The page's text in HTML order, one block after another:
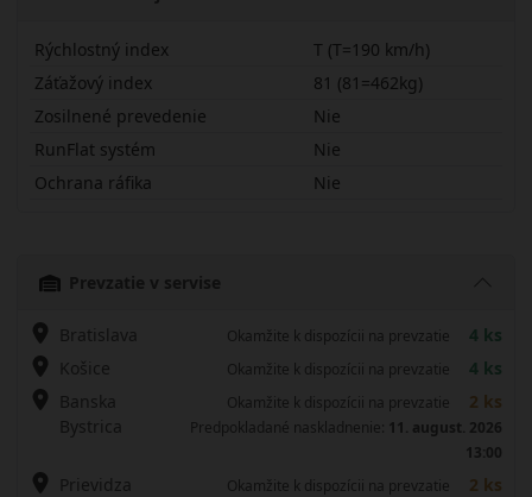
Rýchlostný index
T (T=190 km/h)
Záťažový index
81 (81=462kg)
Zosilnené prevedenie
Nie
RunFlat systém
Nie
Ochrana ráfika
Nie
Prevzatie v servise
Bratislava Okamžite k dispozícii na prevzatie
4 ks
Košice
Okamžite k dispozícii na prevzatie
4 ks
Banska
Bystrica
Okamžite k dispozícii na prevzatie 2 ks
Predpokladané naskladnenie: 11. august. 2026
13:00
Prievidza Okamžite k dispozícii na prevzatie 2 ks